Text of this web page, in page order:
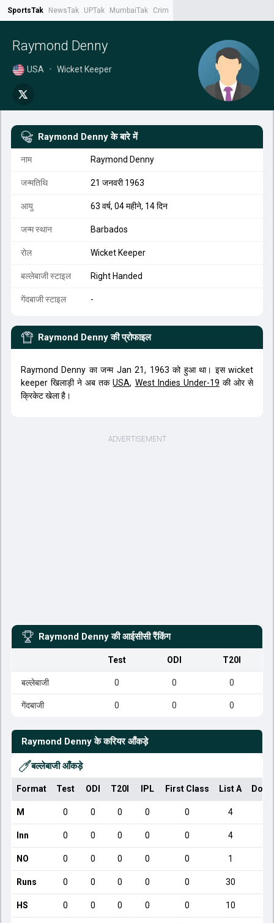
SportsTak NewsTak UPTak MumbaiTak CrimeTak
Raymond Denny
USA • Wicket Keeper
Raymond Denny के बारे में
नाम Raymond Denny
जन्मतिथि 21 जनवरी 1963
आयु 63 वर्ष, 04 महीने, 14 दिन
जन्म स्थान Barbados
रोल Wicket Keeper
बल्लेबाजी स्टाइल Right Handed
गेंदबाजी स्टाइल -
Raymond Denny की प्रोफाइल
Raymond Denny का जन्म Jan 21, 1963 को हुआ था। इस wicket
keeper खिलाड़ी ने अब तकUSA, West Indies Under-19 की ओर से
क्रिकेट खेला है।
Raymond Denny की आईसीसी रैंकिंग
Test ODI T20I
बल्लेबाजी 0 0 0
गेंदबाजी 0 0 0
Raymond Denny के करियर आँकड़े
बल्लेबाजी आँकड़े
Format Test ODI T20I IPL First Class List A
M 0 0 0 0 0 4
Inn 0 0 0 0 0 4
NO 0 0 0 0 0 1
Runs 0 0 0 0 0 30
HS 0 0 0 0 0 10